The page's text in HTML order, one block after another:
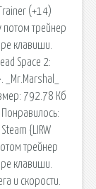
(+14)
потом трейнер
клавиши.
Space 2:
792.78 Кб
{LIRW
трейнер
клавиши.
и скорости.